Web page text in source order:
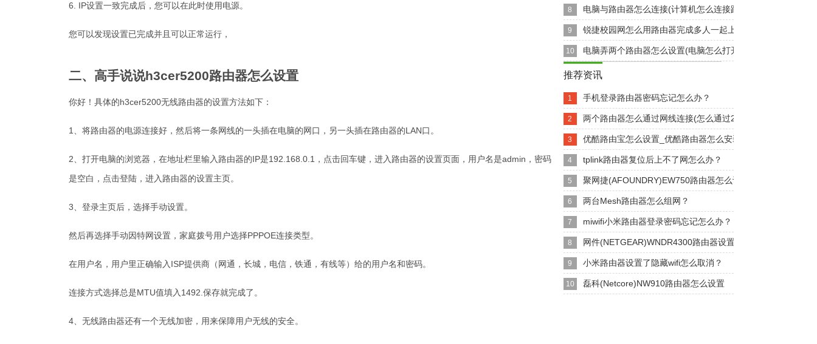
6. IP设置一致完成后，您可以在此时使用电源。
您可以发现设置已完成并且可以正常运行，
二、高手说说h3cer5200路由器怎么设置
你好！具体的h3cer5200无线路由器的设置方法如下：
1、将路由器的电源连接好，然后将一条网线的一头插在电脑的网口，另一头插在路由器的LAN口。
2、打开电脑的浏览器，在地址栏里输入路由器的IP是192.168.0.1，点击回车键，进入路由器的设置页面，用户名是admin，密码
是空白，点击登陆，进入路由器的设置主页。
3、登录主页后，选择手动设置。
然后再选择手动因特网设置，家庭拨号用户选择PPPOE连接类型。
在用户名，用户里正确输入ISP提供商（网通，长城，电信，铁通，有线等）给的用户名和密码。
连接方式选择总是MTU值填入1492.保存就完成了。
4、无线路由器还有一个无线加密，用来保障用户无线的安全。
8 电脑与路由器怎么连接(计算机怎么连接路由器上网)
9 锐捷校园网怎么用路由器完成多人一起上网(校园网连接路由
10 电脑弄两个路由器怎么设置(电脑怎么打开两个路由器)
推荐资讯
1 手机登录路由器密码忘记怎么办？
2 两个路由器怎么通过网线连接(怎么通过2个路由器连接上网)
3 优酷路由宝怎么设置_优酷路由器怎么安装？
4 tplink路由器复位后上不了网怎么办？
5 聚网捷(AFOUNDRY)EW750路由器怎么设置
6 两台Mesh路由器怎么组网？
7 miwifi小米路由器登录密码忘记怎么办？
8 网件(NETGEAR)WNDR4300路由器设置
9 小米路由器设置了隐藏wifi怎么取消？
10 磊科(Netcore)NW910路由器怎么设置